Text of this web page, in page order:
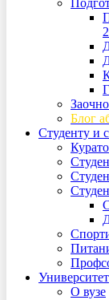
Блог
Студенту и
Университет
О вузе